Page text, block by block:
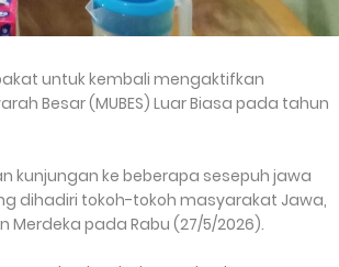
untuk kembali mengaktifkan
Besar (MUBES) Luar Biasa pada tahun
kunjungan ke beberapa sesepuh jawa
dihadiri tokoh-tokoh masyarakat Jawa,
Merdeka pada Rabu (27/5/2026).